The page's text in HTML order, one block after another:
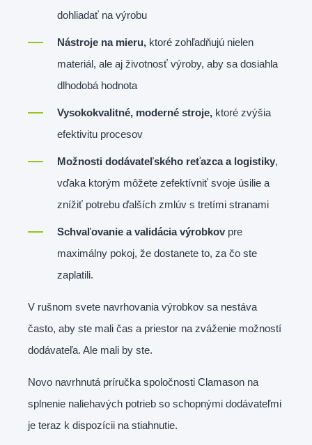
dohliadať na výrobu
Nástroje na mieru, ktoré zohľadňujú nielen
materiál, ale aj životnosť výroby, aby sa dosiahla
dlhodobá hodnota
Vysokokvalitné, moderné stroje, ktoré zvýšia
efektivitu procesov
Možnosti dodávateľského reťazca a logistiky,
vďaka ktorým môžete zefektívniť svoje úsilie a
znížiť potrebu ďalších zmlúv s tretími stranami
Schvaľovanie a validácia výrobkov pre
maximálny pokoj, že dostanete to, za čo ste
zaplatili.
V rušnom svete navrhovania výrobkov sa nestáva
často, aby ste mali čas a priestor na zváženie možností
dodávateľa. Ale mali by ste.
Novo navrhnutá príručka spoločnosti Clamason na
splnenie naliehavých potrieb so schopnými dodávateľmi
je teraz k dispozícii na stiahnutie.